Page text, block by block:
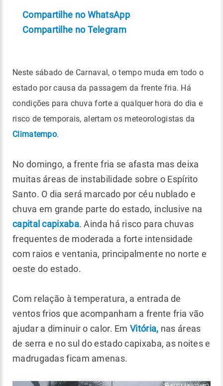
Compartilhe no WhatsApp
Compartilhe no Telegram
Neste sábado de Carnaval, o tempo muda em todo o
estado por causa da passagem da frente fria. Há
condições para chuva forte a qualquer hora do dia e
risco de temporais, alertam os meteorologistas da
Climatempo.
No domingo, a frente fria se afasta mas deixa
muitas áreas de instabilidade sobre o Espírito
Santo. O dia será marcado por céu nublado e
chuva em grande parte do estado, inclusive na
capital capixaba. Ainda há risco para chuvas
frequentes de moderada a forte intensidade
com raios e ventania, principalmente no norte e
oeste do estado.
Com relação à temperatura, a entrada de
ventos frios que acompanham a frente fria vão
ajudar a diminuir o calor. EmVitória, nas áreas
de serra e no sul do estado capixaba, as noites e
madrugadas ficam amenas.